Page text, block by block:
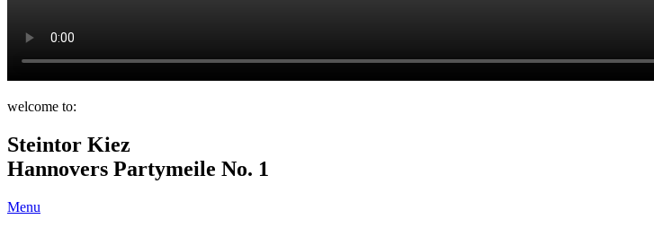
welcome to:
Steintor Kiez
Hannovers Partymeile No. 1
Menu